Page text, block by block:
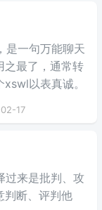
是一句万能聊天
之最了，通常转
以表真诚。
17
过来是批判、攻
判断、评判他